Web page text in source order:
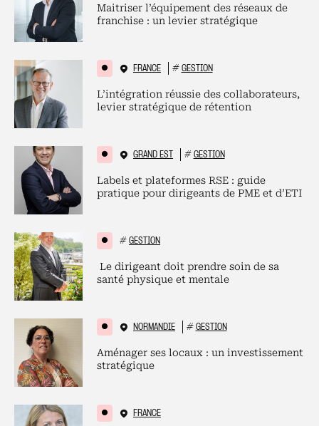
Maitriser l’équipement des réseaux de
franchise : un levier stratégique
FRANCE # GESTION
L’intégration réussie des collaborateurs,
levier stratégique de rétention
GRAND EST # GESTION
Labels et plateformes RSE : guide
pratique pour dirigeants de PME et d’ETI
# GESTION
Le dirigeant doit prendre soin de sa
santé physique et mentale
NORMANDIE # GESTION
Aménager ses locaux : un investissement
stratégique
FRANCE